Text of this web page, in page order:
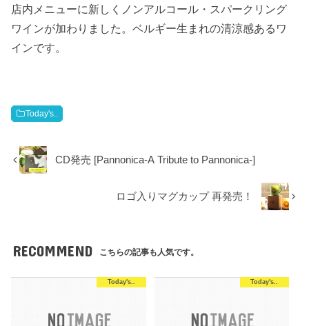
店内メニューに新しくノンアルコール・スパークリング
ワインが加わりました。ベルギー生まれの清涼感あるワ
インです。
Today's..
CD発売 [Pannonica-A Tribute to Pannonica-]
ロゴ入りマグカップ 再発売！
RECOMMEND こちらの記事も人気です。
Today's.. Today's..